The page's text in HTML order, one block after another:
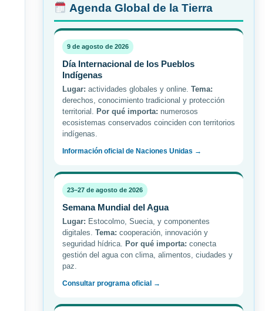
Agenda Global de la Tierra
9 de agosto de 2026
Día Internacional de los Pueblos
Indígenas
Lugar: actividades globales y online. Tema:
derechos, conocimiento tradicional y protección
territorial. Por qué importa: numerosos
ecosistemas conservados coinciden con territorios
indígenas.
Información oficial de Naciones Unidas →
23–27 de agosto de 2026
Semana Mundial del Agua
Lugar: Estocolmo, Suecia, y componentes
digitales. Tema: cooperación, innovación y
seguridad hídrica. Por qué importa: conecta
gestión del agua con clima, alimentos, ciudades y
paz.
Consultar programa oficial →